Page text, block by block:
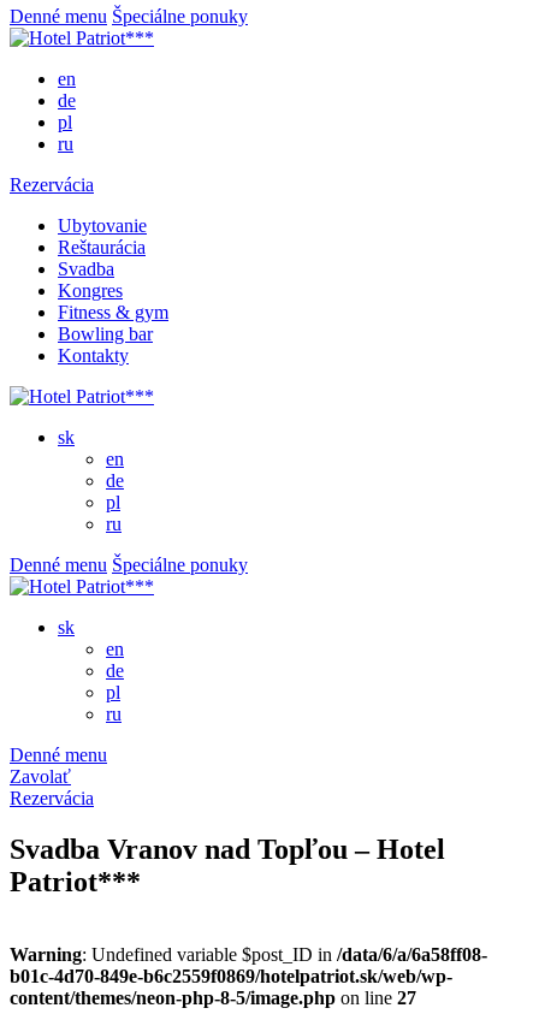
Denné menu Špeciálne ponuky
en
de
pl
ru
Rezervácia
Ubytovanie
Reštaurácia
Svadba
Kongres
Fitness & gym
Bowling bar
Kontakty
sk
en
de
pl
ru
Denné menu Špeciálne ponuky
sk
en
de
pl
ru
Denné menu
Zavolať
Rezervácia
Svadba Vranov nad Topľou – Hotel
Patriot***
Warning: Undefined variable $post_ID in /data/6/a/6a58ff08-
b01c-4d70-849e-b6c2559f0869/hotelpatriot.sk/web/wp-
content/themes/neon-php-8-5/image.php on line 27